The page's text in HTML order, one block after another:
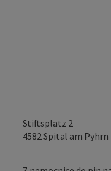
Stiftsplatz 2
4582 Spital am Pyhrn